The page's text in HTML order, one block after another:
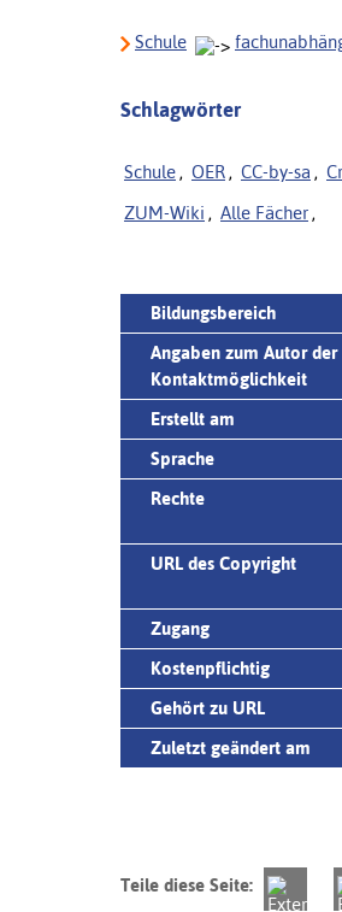
Schule
Schlagwörter
Schule , OER , CC-by-sa ,
ZUM-Wiki , Alle Fächer ,
Bildungsbereich
Angaben zum Autor der
Kontaktmöglichkeit
Erstellt am
Sprache
Rechte
URL des Copyright
Zugang
Kostenpflichtig
Gehört zu URL
Zuletzt geändert am
Teile diese Seite: